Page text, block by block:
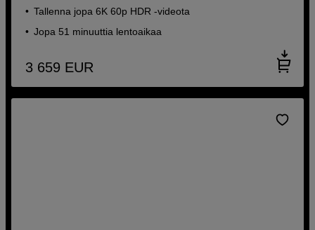
Tallenna jopa 6K 60p HDR -videota
Jopa 51 minuuttia lentoaikaa
3 659 EUR